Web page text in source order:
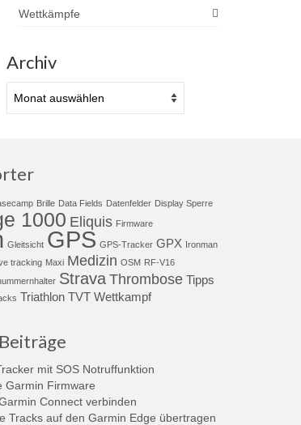
Wettkämpfe
Archiv
Brille Data Fields Datenfelder Display Sperre
1000 Eliquis Firmware
Gleitsicht GPS GPS-Tracker GPX Ironman
tracking Maxi Medizin OSM RF-V16
Strava Thrombose Tipps
Triathlon TVT Wettkampf
mit SOS Notruffunktion
Garmin Firmware
Connect verbinden
Tracks auf den Garmin Edge übertragen